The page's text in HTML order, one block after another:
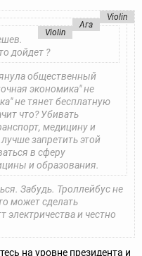
Violin
Ага
Violin
дойдет ?
общественный
экономика" не
не тянет бесплатную
что? Убивать
медицину и
запретить этой
в сферу
и образования.
Забудь. Троллейбус не
может сделать
электричества и честно
на уровне президента и